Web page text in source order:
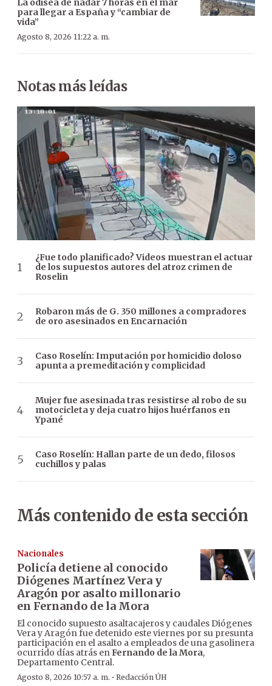
La odisea de nadar 7 horas en el mar
para llegar a España y “cambiar de
vida”
Agosto 8, 2026 11:22 a. m.
Notas más leídas
¿Fue todo planificado? Videos muestran el actuar
de los supuestos autores del atroz crimen de
Roselin
Robaron más de G. 350 millones a compradores
de oro asesinados en Encarnación
Caso Roselín: Imputación por homicidio doloso
apunta a premeditación y complicidad
Mujer fue asesinada tras resistirse al robo de su
motocicleta y deja cuatro hijos huérfanos en
Ypané
Caso Roselín: Hallan parte de un dedo, filosos
cuchillos y palas
Más contenido de esta sección
Nacionales
Policía detiene al conocido
Diógenes Martínez Vera y
Aragón por asalto millonario
en Fernando de la Mora
El conocido supuesto asaltacajeros y caudales Diógenes
Vera y Aragón fue detenido este viernes por su presunta
participación en el asalto a empleados de una gasolinera
ocurrido días atrás enFernando de la Mora,
Departamento Central.
Agosto 8, 2026 10:57 a. m. · Redacción ÚH